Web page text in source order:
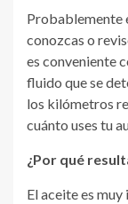
Probablemente
conozcas o
es conveniente
fluido que se
los kilómetros
cuánto uses tu
¿Por qué
El aceite es